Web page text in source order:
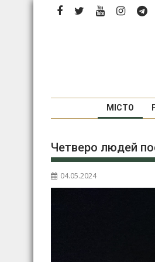
Перейти
МІСТО
Четверо людей
04.05.2024